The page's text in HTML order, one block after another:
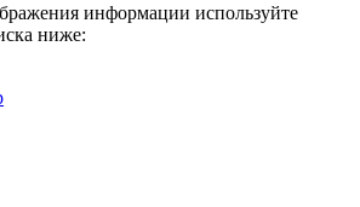
информации используйте
ниже: